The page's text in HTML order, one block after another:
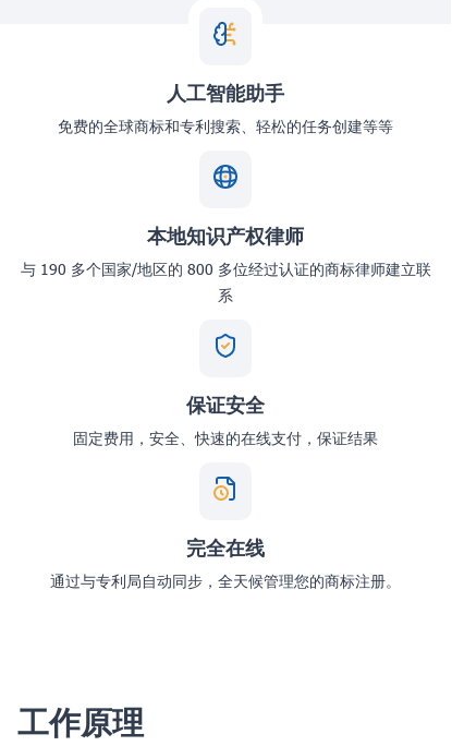
人工智能助手
免费的全球商标和专利搜索、轻松的任务创建等等
本地知识产权律师
与 190 多个国家/地区的 800 多位经过认证的商标律师建立联
系
保证安全
固定费用，安全、快速的在线支付，保证结果
完全在线
通过与专利局自动同步，全天候管理您的商标注册。
工作原理